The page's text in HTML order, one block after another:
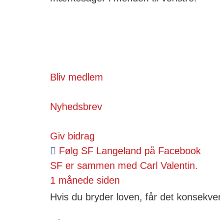
Bliv medlem
Nyhedsbrev
Giv bidrag
Følg SF Langeland på Facebook
SF er sammen med Carl Valentin.
1 månede siden
Hvis du bryder loven, får det